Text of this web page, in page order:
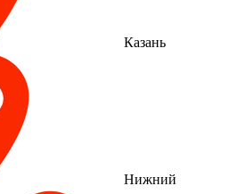
Казань
Нижний